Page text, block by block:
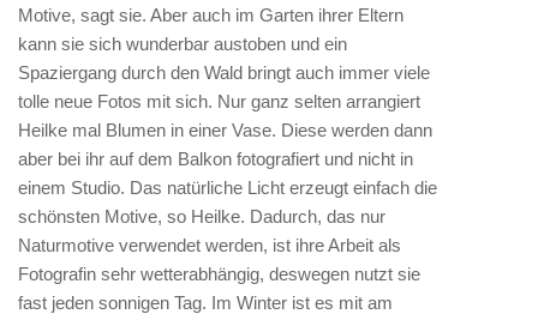
Motive, sagt sie. Aber auch im Garten ihrer Eltern
kann sie sich wunderbar austoben und ein
Spaziergang durch den Wald bringt auch immer viele
tolle neue Fotos mit sich. Nur ganz selten arrangiert
Heilke mal Blumen in einer Vase. Diese werden dann
aber bei ihr auf dem Balkon fotografiert und nicht in
einem Studio. Das natürliche Licht erzeugt einfach die
schönsten Motive, so Heilke. Dadurch, das nur
Naturmotive verwendet werden, ist ihre Arbeit als
Fotografin sehr wetterabhängig, deswegen nutzt sie
fast jeden sonnigen Tag. Im Winter ist es mit am